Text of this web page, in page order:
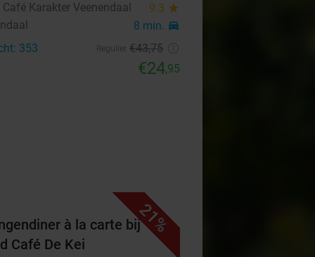
Café Karakter Veenendaal
9.3 star
8 min. directions_car
353 €43,75
€24,95
21%
à la carte bij
Café De Kei